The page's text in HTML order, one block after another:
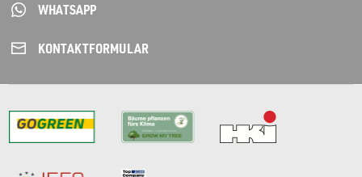
WHATSAPP
KONTAKT­FORMULAR